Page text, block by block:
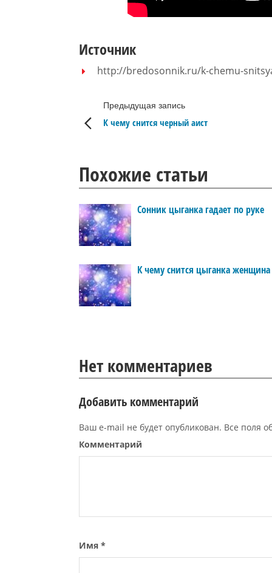
Источник
http://bredosonnik.ru/k-chemu-
Предыдущая запись
К чему снится черный аист
Похожие статьи
Сонник цыганка гадает по руке
К чему снится цыганка женщина
Нет комментариев
Добавить комментарий
Ваш e-mail не будет опубликован. Все поля
Комментарий
Имя *